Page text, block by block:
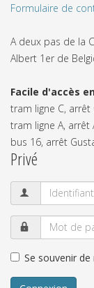
Formulaire de
A deux pas de la
Albert 1er de
Facile d'accès
tram ligne C, arrêt
tram ligne A, arrêt
bus 16, arrêt
Privé
Se souvenir de